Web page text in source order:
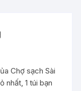
Chợ sạch Sài
nhất, 1 túi bạn